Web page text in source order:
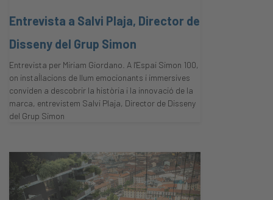
Entrevista a Salvi Plaja, Director de
Disseny del Grup Simon
Entrevista per Miriam Giordano. A l'Espai Simon 100,
on instal·lacions de llum emocionants i immersives
conviden a descobrir la història i la innovació de la
marca, entrevistem Salvi Plaja, Director de Disseny
del Grup Simon